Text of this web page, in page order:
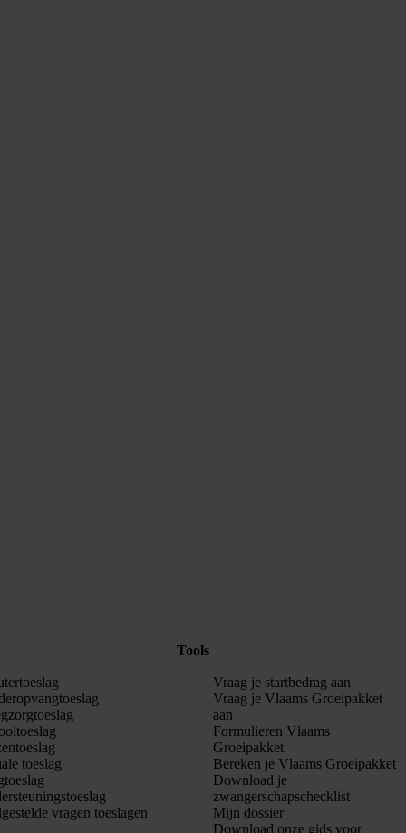
toeslag
vragen toeslagen
Tools
Vraag je startbedrag aan
Vraag je Vlaams Groeipakket
aan
Formulieren Vlaams
Groeipakket
Bereken je Vlaams Groeipakket
Download je
zwangerschapschecklist
Mijn dossier
Download onze gids voor